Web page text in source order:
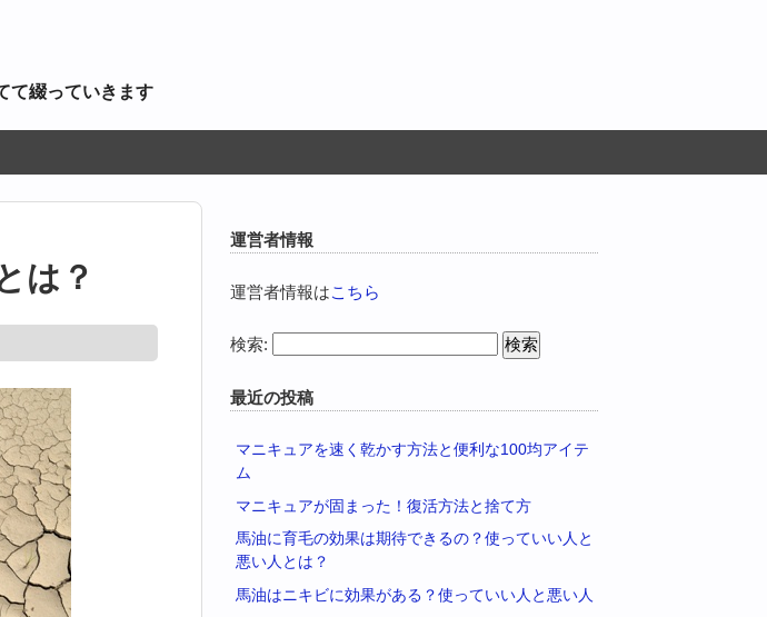
て綴っていきます
は？
運営者情報
運営者情報はこちら
検索:
最近の投稿
マニキュアを速く乾かす方法と便利な100均アイテ
ム
マニキュアが固まった！復活方法と捨て方
馬油に育毛の効果は期待できるの？使っていい人と
悪い人とは？
馬油はニキビに効果がある？使っていい人と悪い人